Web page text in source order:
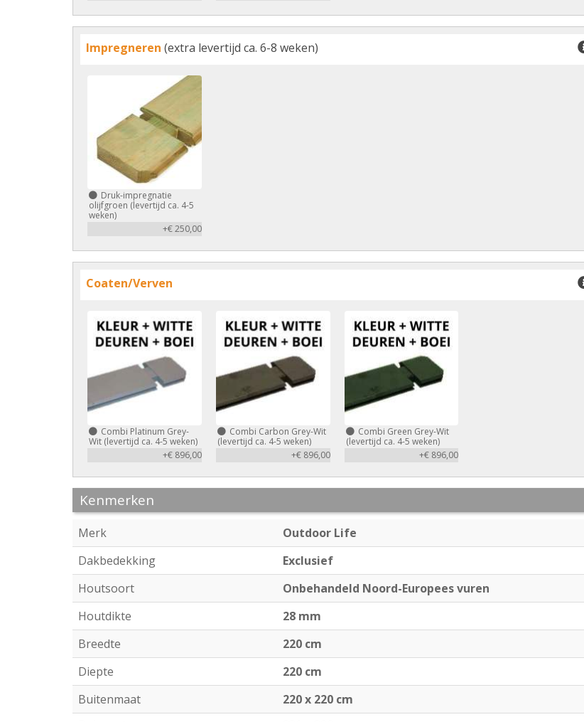
Impregneren (extra levertijd ca. 6-8 weken)
Druk-impregnatie
olijfgroen (levertijd ca. 4-5
weken)
+€ 250,00
Coaten/Verven
Combi Platinum Grey-
Wit (levertijd ca. 4-5 weken)
+€ 896,00
Combi Carbon Grey-Wit
(levertijd ca. 4-5 weken)
+€ 896,00
Combi Green Grey-Wit
(levertijd ca. 4-5 weken)
+€ 896,00
Kenmerken
Merk
Outdoor Life
Dakbedekking
Exclusief
Houtsoort
Onbehandeld Noord-Europees vuren
Houtdikte
28 mm
Breedte
220 cm
Diepte
220 cm
Buitenmaat
220 x 220 cm